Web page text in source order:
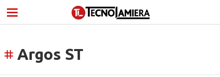
tag Argos ST